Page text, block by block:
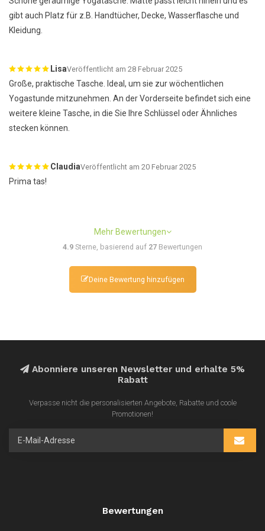
gibt auch Platz für z.B. Handtücher, Decke, Wasserflasche und
Kleidung.
LisaVeröffentlicht am 28 Februar 2025
Große, praktische Tasche. Ideal, um sie zur wöchentlichen
Yogastunde mitzunehmen. An der Vorderseite befindet sich eine
weitere kleine Tasche, in die Sie Ihre Schlüssel oder Ähnliches
stecken können.
ClaudiaVeröffentlicht am 20 Februar 2025
Prima tas!
Mehr Bewertungen
4.9 Sterne, basierend auf 27 Bewertungen
Deine Bewertung hinzufügen
Abonniere unseren Newsletter und erhalte 5%
Rabatt
Verpasse nicht die personalisierten Angebote, Rabatte und coole
Promotionen!
Bewertungen